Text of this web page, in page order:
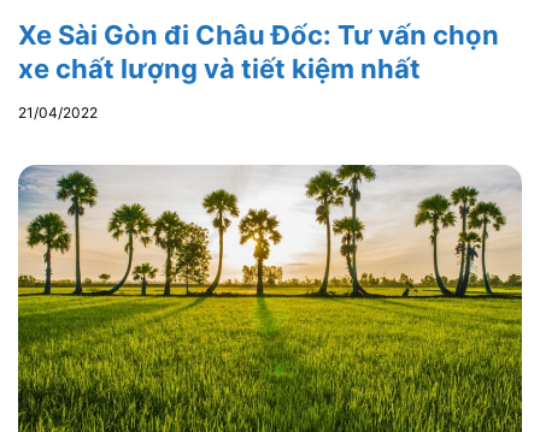
Xe Sài Gòn đi Châu Đốc: Tư vấn chọn
xe chất lượng và tiết kiệm nhất
21/04/2022